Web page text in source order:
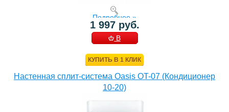
Подробнее »
1 997 руб.
В
КУПИТЬ В 1 КЛИК
Настенная сплит-система Oasis OT-07 (Кондиционер
10-20)